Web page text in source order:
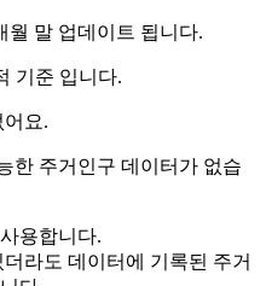
월 말 업데이트 됩니다.
기준 입니다.
요.
한 주거인구 데이터가 없습
용합니다.
라도 데이터에 기록된 주거